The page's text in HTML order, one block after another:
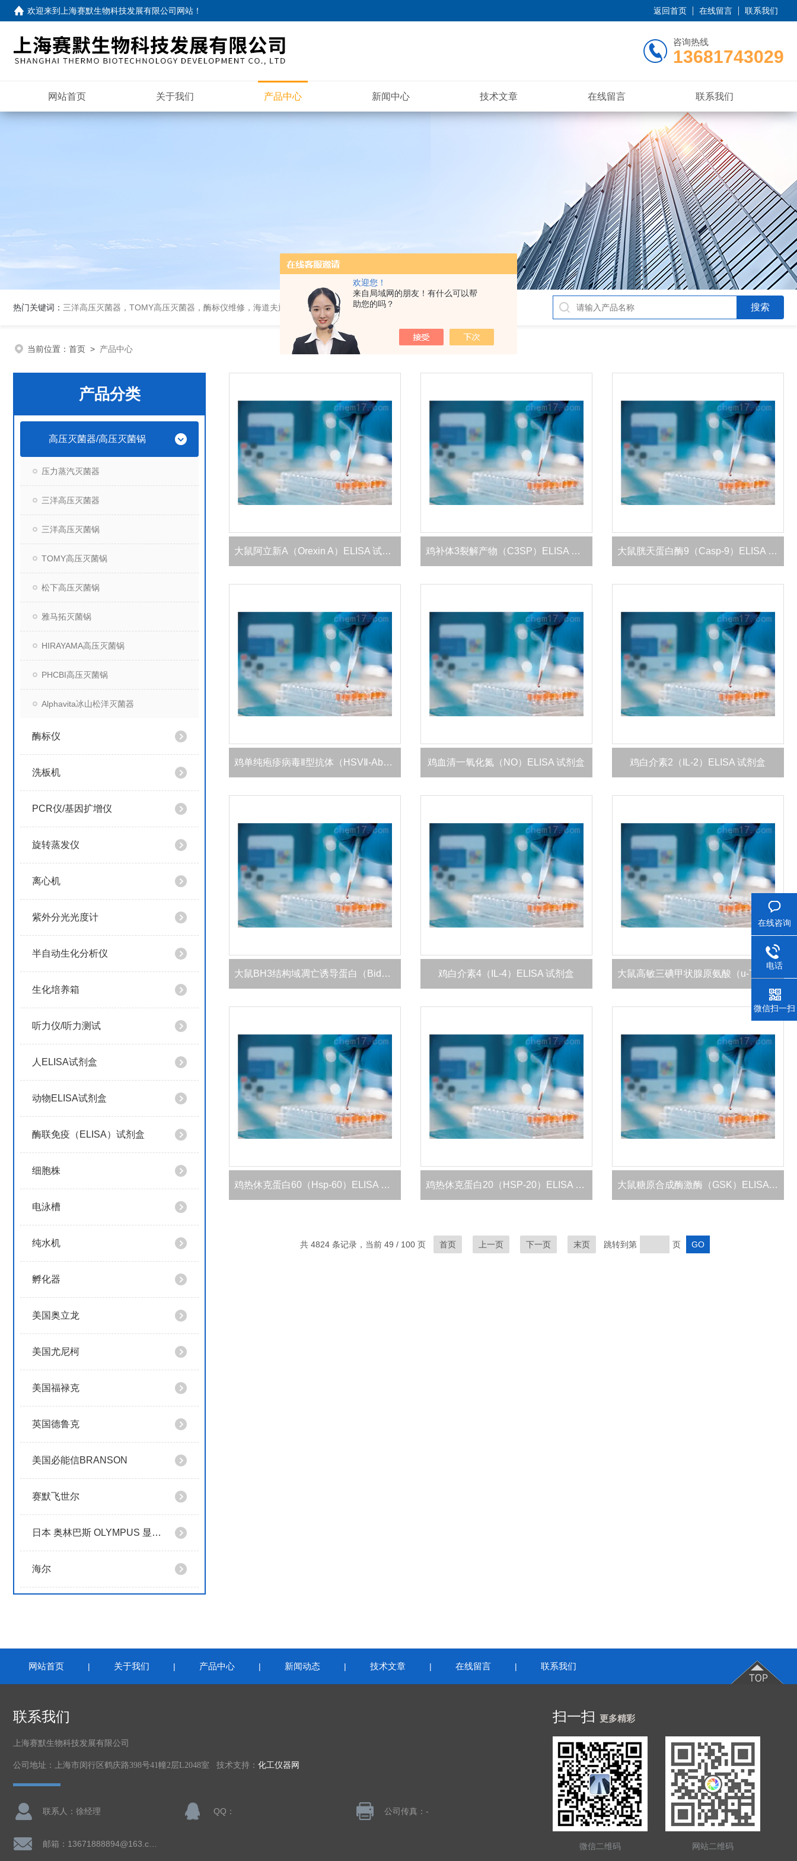
欢迎您！
来自局域网的朋友！有什么可以帮
助您的吗？
欢迎来到 上海赛默生物科技发展有限公司网站 ！ 返回首页 在线留言 联系我们
咨询热线
13681743029
网站首页 关于我们 产品中心 新闻中心 技术文章 在线留言 联系我们
热门关键词： 三洋高压灭菌器，TOMY高压灭菌器，酶标仪维修，海道夫旋转蒸发仪
当前位置： 首页 > 产品中心
产品分类
高压灭菌器/高压灭菌锅
压力蒸汽灭菌器
三洋高压灭菌器
三洋高压灭菌锅
TOMY高压灭菌锅
松下高压灭菌锅
雅马拓灭菌锅
HIRAYAMA高压灭菌锅
PHCBI高压灭菌锅
Alphavita冰山松洋灭菌器
酶标仪
洗板机
PCR仪/基因扩增仪
旋转蒸发仪
离心机
紫外分光光度计
半自动生化分析仪
生化培养箱
听力仪/听力测试
人ELISA试剂盒
动物ELISA试剂盒
酶联免疫（ELISA）试剂盒
细胞株
电泳槽
纯水机
孵化器
美国奥立龙
美国尤尼柯
美国福禄克
英国德鲁克
美国必能信BRANSON
赛默飞世尔
日本 奥林巴斯 OLYMPUS 显微镜
海尔
大鼠阿立新A（Orexin A）ELISA 试剂盒 鸡补体3裂解产物（C3SP）ELISA 试剂盒 大鼠胱天蛋白酶9（Casp-9）ELISA 试剂盒
鸡单纯疱疹病毒Ⅱ型抗体（HSVⅡ-Ab）ELISA 试剂盒 鸡血清一氧化氮（NO）ELISA 试剂盒 鸡白介素2（IL-2）ELISA 试剂盒
大鼠BH3结构域凋亡诱导蛋白（Bid）ELISA 试剂盒 鸡白介素4（IL-4）ELISA 试剂盒
鸡热休克蛋白60（Hsp-60）ELISA 试剂盒 鸡热休克蛋白20（HSP-20）ELISA 试剂盒 大鼠糖原合成酶激酶（GSK）ELISA 试剂盒
共 4824 条记录，当前 49 / 100 页 首页 上一页 下一页 末页 跳转到第 页
网站首页 | 关于我们 | 产品中心 | 新闻动态 | 技术文章 | 在线留言 | 联系我们
联系我们
上海赛默生物科技发展有限公司
公司地址：上海市闵行区鹤庆路398号41幢2层L2048室 技术支持： 化工仪器网
联系人：徐经理 QQ： 公司传真：-
扫一扫 更多精彩
微信二维码 网站二维码
在线咨询
电话
微信扫一扫